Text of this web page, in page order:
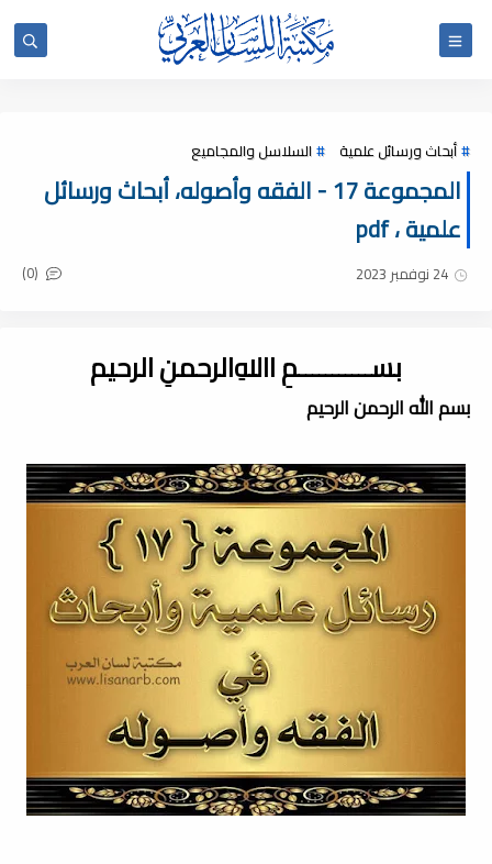
أبحاث ورسائل علمية السلاسل والمجاميع
المجموعة 17 - الفقه وأصوله، أبحاث ورسائل
علمية ، pdf
24 نوفمبر 2023 (0)
بســـــــــــمِ اﷲِالرحمنِ الرحيم
بسم الله الرحمن الرحيم